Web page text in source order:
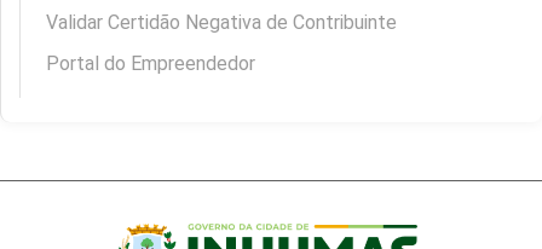
Validar Certidão Negativa de Contribuinte
Portal do Empreendedor